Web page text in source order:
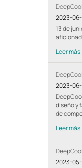
2023-06-
13 de
Leer
2023-
diseño y
de
Leer
2023-